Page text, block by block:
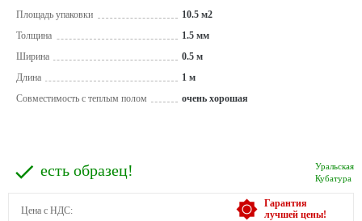
Площадь упаковки
10.5 м2
Толщина
1.5 мм
Ширина
0.5 м
Длина
1 м
Совместимость с теплым полом
очень хорошая
Уральская
Кубатура
есть образец!
Гарантия
лучшей цены!
Цена с НДС: